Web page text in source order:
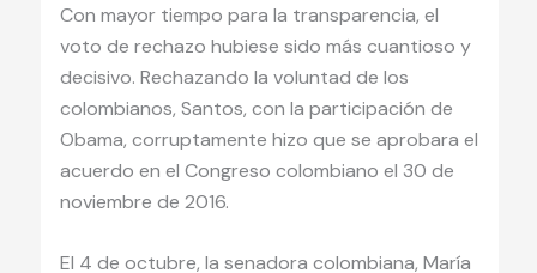
Con mayor tiempo para la transparencia, el
voto de rechazo hubiese sido más cuantioso y
decisivo. Rechazando la voluntad de los
colombianos, Santos, con la participación de
Obama, corruptamente hizo que se aprobara el
acuerdo en el Congreso colombiano el 30 de
noviembre de 2016.
El 4 de octubre, la senadora colombiana, María